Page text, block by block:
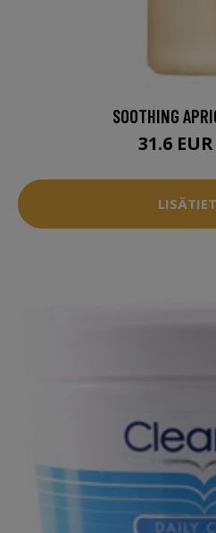
SOOTHING
31.6 EUR